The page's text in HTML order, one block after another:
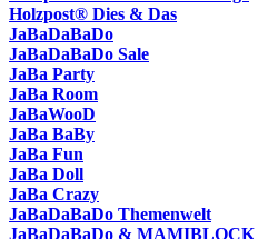
Holzpost® Dies & Das
JaBaDaBaDo
JaBaDaBaDo Sale
JaBa Party
JaBa Room
JaBaWooD
JaBa BaBy
JaBa Fun
JaBa Doll
JaBa Crazy
JaBaDaBaDo Themenwelt
JaBaDaBaDo & MAMIBLOCK